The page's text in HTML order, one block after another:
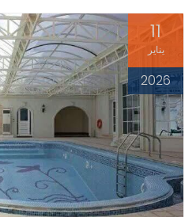
11
يناير
2026